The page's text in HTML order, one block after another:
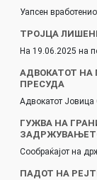
Уапсен
ТРОЈЦА
На 19.06.2025 на
АДВОКАТОТ НА
ПРЕСУДА
Адвокатот Јовица
ГУЖВА НА
Сообраќајот на
ПАДОТ НА